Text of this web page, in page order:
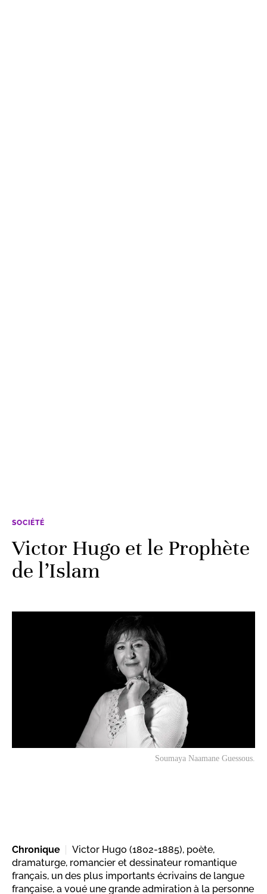
SOCIÉTÉ
Victor Hugo et le Prophète
de l’Islam
Soumaya Naamane Guessous.
Chronique
Victor Hugo (1802-1885), poète,
dramaturge, romancier et dessinateur romantique
français, un des plus importants écrivains de langue
française, a voué une grande admiration à la personne